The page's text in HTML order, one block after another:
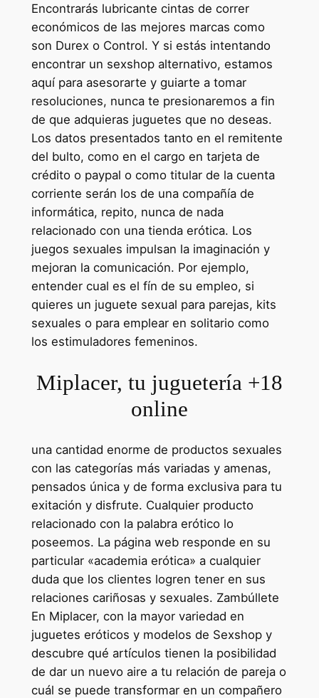
Encontrarás lubricante cintas de correr
económicos de las mejores marcas como
son Durex o Control. Y si estás intentando
encontrar un sexshop alternativo, estamos
aquí para asesorarte y guiarte a tomar
resoluciones, nunca te presionaremos a fin
de que adquieras juguetes que no deseas.
Los datos presentados tanto en el remitente
del bulto, como en el cargo en tarjeta de
crédito o paypal o como titular de la cuenta
corriente serán los de una compañía de
informática, repito, nunca de nada
relacionado con una tienda erótica. Los
juegos sexuales impulsan la imaginación y
mejoran la comunicación. Por ejemplo,
entender cual es el fín de su empleo, si
quieres un juguete sexual para parejas, kits
sexuales o para emplear en solitario como
los estimuladores femeninos.
Miplacer, tu juguetería +18
online
una cantidad enorme de productos sexuales
con las categorías más variadas y amenas,
pensados única y de forma exclusiva para tu
exitación y disfrute. Cualquier producto
relacionado con la palabra erótico lo
poseemos. La página web responde en su
particular «academia erótica» a cualquier
duda que los clientes logren tener en sus
relaciones cariñosas y sexuales. Zambúllete
En Miplacer, con la mayor variedad en
juguetes eróticos y modelos de Sexshop y
descubre qué artículos tienen la posibilidad
de dar un nuevo aire a tu relación de pareja o
cuál se puede transformar en un compañero